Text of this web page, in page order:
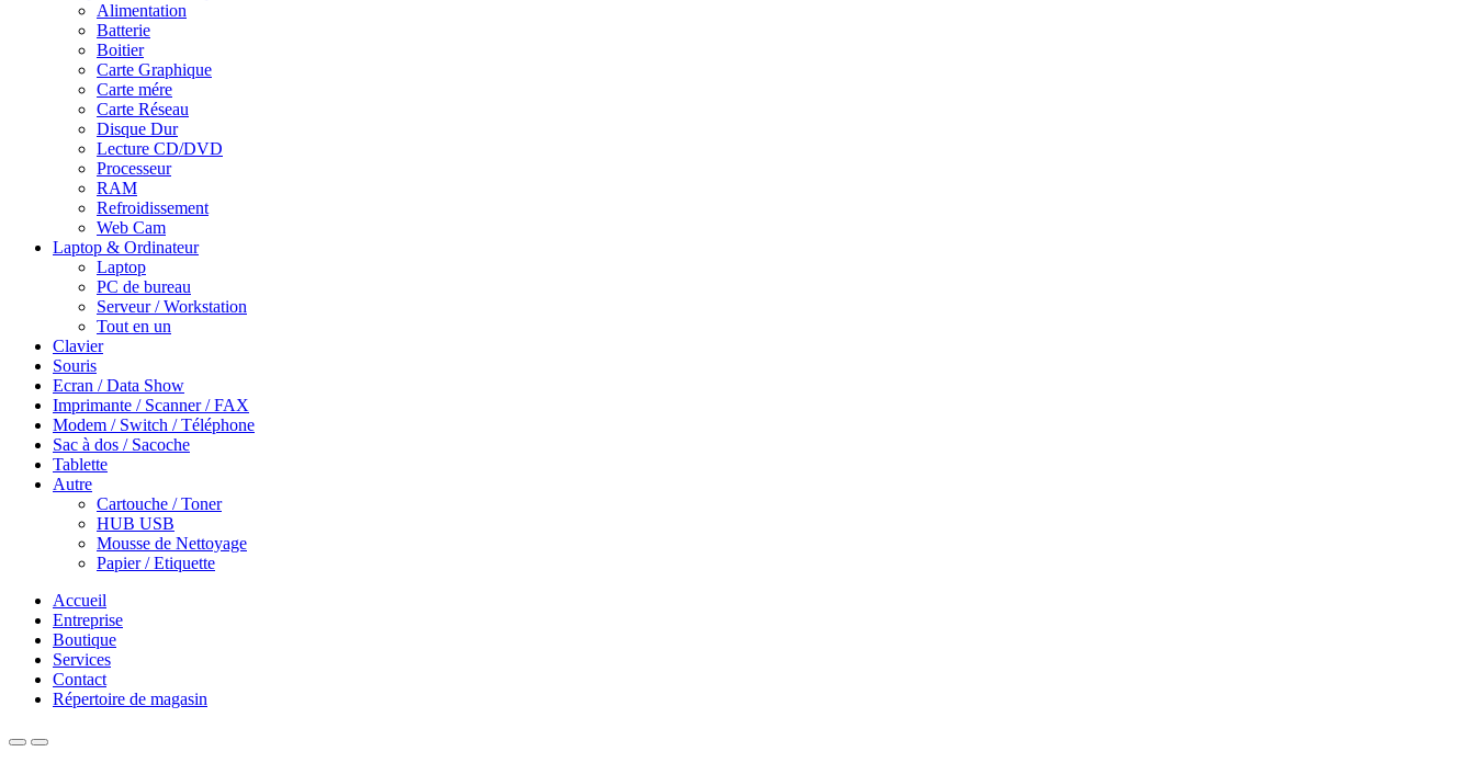
Alimentation
Batterie
Boitier
Carte Graphique
Carte mére
Carte Réseau
Disque Dur
Lecture CD/DVD
Processeur
RAM
Refroidissement
Web Cam
Laptop & Ordinateur
Laptop
PC de bureau
Serveur / Workstation
Tout en un
Clavier
Souris
Ecran / Data Show
Imprimante / Scanner / FAX
Modem / Switch / Téléphone
Sac à dos / Sacoche
Tablette
Autre
Cartouche / Toner
HUB USB
Mousse de Nettoyage
Papier / Etiquette
Accueil
Entreprise
Boutique
Services
Contact
Répertoire de magasin